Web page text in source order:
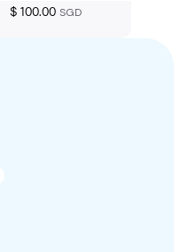
$ 100.00 SGD